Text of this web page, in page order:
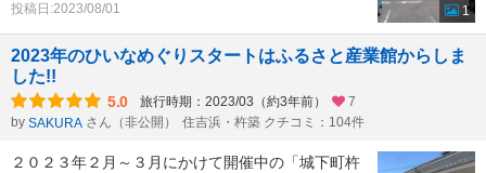
投稿日:2023/08/01
1
2023年のひいなめぐりスタートはふるさと産業館からしま
した!!
5.0 旅行時期：2023/03（約3年前）
7
by SAKURA さん（非公開） 住吉浜・杵築 クチコミ：104件
２０２３年２月～３月にかけて開催中の「城下町杵